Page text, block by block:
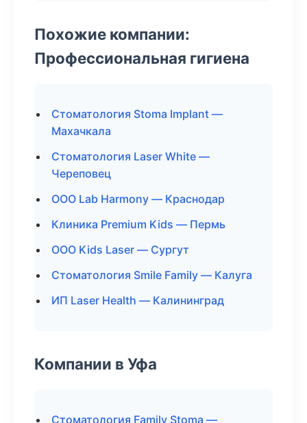
Похожие компании:
Профессиональная гигиена
Стоматология Stoma Implant —
Махачкала
Стоматология Laser White —
Череповец
ООО Lab Harmony — Краснодар
Клиника Premium Kids — Пермь
ООО Kids Laser — Сургут
Стоматология Smile Family — Калуга
ИП Laser Health — Калининград
Компании в Уфа
Стоматология Family Stoma —